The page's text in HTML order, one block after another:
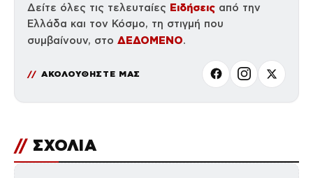
Δείτε όλες τις τελευταίες Ειδήσεις από την
Ελλάδα και τον Κόσμο, τη στιγμή που
συμβαίνουν, στο ΔΕΔΟΜΕΝΟ.
ΑΚΟΛΟΥΘΗΣΤΕ ΜΑΣ
// ΣΧΟΛΙΑ